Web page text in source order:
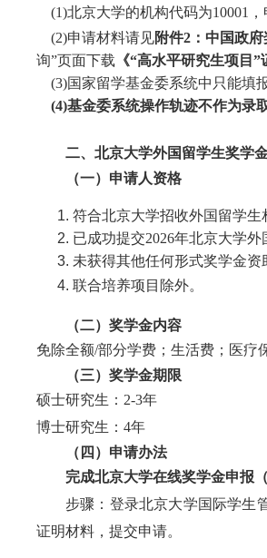
(1)北京大学的机构代码为10001，
(2)申请材料请见附件2：中国政
询”页面下载 《“高水平研究生项目”
(3)国家留学基金委系统中只能填
(4)基金委系统操作轨迹不作为录
二、北京大学外国留学生奖学
（一） 申请人资格
符合北京大学招收外国留学生
已成功提交2026年北京大学外
未获得其他任何形式奖学金资
联合培养项目除外。
（二） 奖学金内容
免除全额/部分学费；生活费；医疗
（三） 奖学金期限
硕士研究生：2-3年
博士研究生：4年
（ 四 ） 申请办法
完成北京大学在线奖学金申报
步骤：登录北京大学国际学生
证明材料 ， 提交申请。